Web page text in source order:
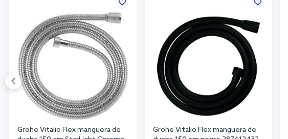
Grohe Vitalio Flex manguera de
Grohe Vitalio Flex manguera de